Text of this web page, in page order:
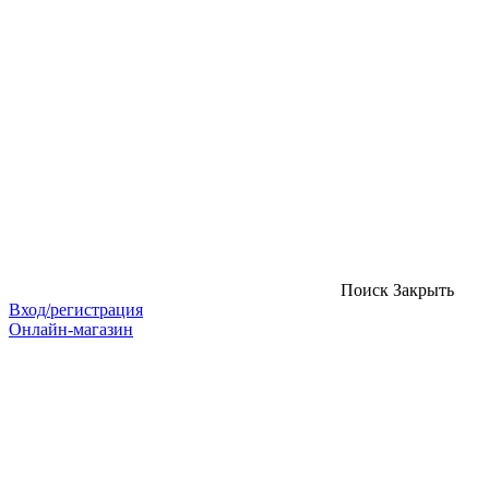
Поиск Закрыть
Вход/регистрация
Онлайн-магазин